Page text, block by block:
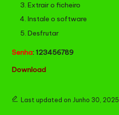
Extrair o ficheiro
Instale o software
Desfrutar
Senha: 123456789
Download
Last updated on Junho 30, 2025